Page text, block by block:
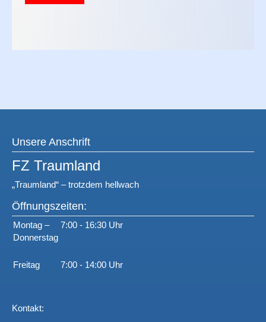
Unsere Anschrift
FZ Traumland
„Traumland“ – trotzdem hellwach
Öffnungszeiten:
Montag –
Donnerstag
7:00 - 16:30 Uhr
Freitag 7:00 - 14:00 Uhr
Kontakt: